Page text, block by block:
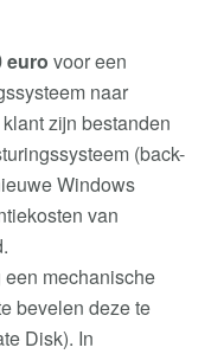
euro voor een
naar
zijn bestanden
(back-
Windows
van
mechanische
bevelen deze te
Disk). In